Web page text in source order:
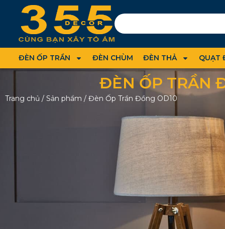
ĐÈN ỐP TRẦN ĐÈN CHÙM ĐÈN THẢ QUẠT
ĐÈN ỐP TRẦN
Trang chủ / Sản phẩm / Đèn Ốp Trần Đồng OD10